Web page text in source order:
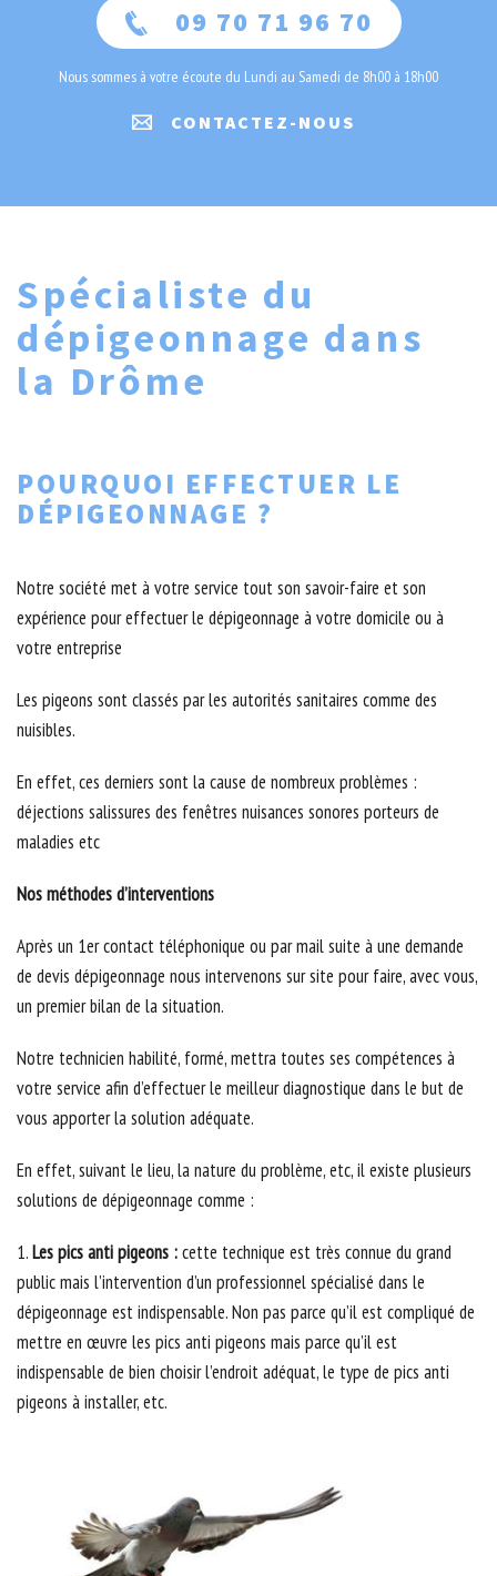
09 70 71 96 70
Nous sommes à votre écoute du Lundi au Samedi de 8h00 à 18h00
CONTACTEZ-NOUS
Spécialiste du
dépigeonnage dans
la Drôme
POURQUOI EFFECTUER LE
DÉPIGEONNAGE ?
Notre société met à votre service tout son savoir-faire et son
expérience pour effectuer le dépigeonnage à votre domicile ou à
votre entreprise
Les pigeons sont classés par les autorités sanitaires comme des
nuisibles.
En effet, ces derniers sont la cause de nombreux problèmes :
déjections salissures des fenêtres nuisances sonores porteurs de
maladies etc
Nos méthodes d’interventions
Après un 1er contact téléphonique ou par mail suite à une demande
de devis dépigeonnage nous intervenons sur site pour faire, avec vous,
un premier bilan de la situation.
Notre technicien habilité, formé, mettra toutes ses compétences à
votre service afin d’effectuer le meilleur diagnostique dans le but de
vous apporter la solution adéquate.
En effet, suivant le lieu, la nature du problème, etc, il existe plusieurs
solutions de dépigeonnage comme :
1.Les pics anti pigeons :cette technique est très connue du grand
public mais l’intervention d’un professionnel spécialisé dans le
dépigeonnage est indispensable. Non pas parce qu’il est compliqué de
mettre en œuvre les pics anti pigeons mais parce qu’il est
indispensable de bien choisir l’endroit adéquat, le type de pics anti
pigeons à installer, etc.